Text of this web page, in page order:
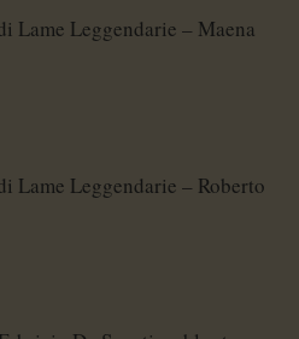
Lame Leggendarie – Maena
Lame Leggendarie – Roberto